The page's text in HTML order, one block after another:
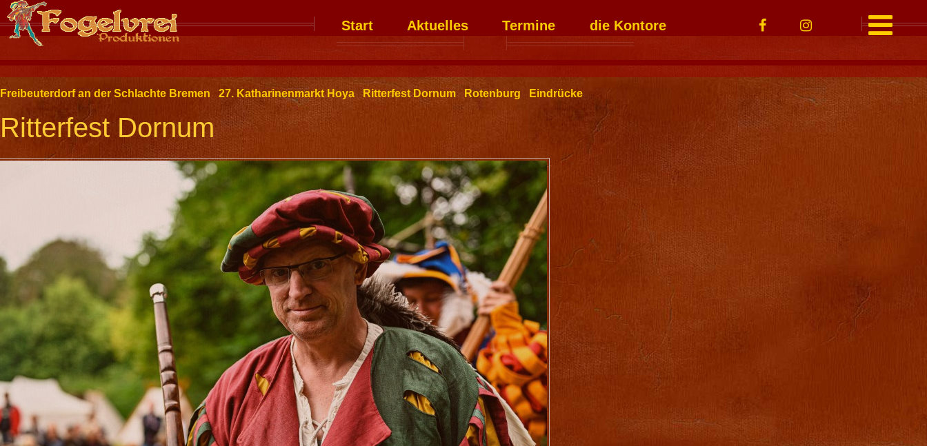
Start Aktuelles Termine die Kontore
Freibeuterdorf an der Schlachte Bremen 27. Katharinenmarkt Hoya Ritterfest Dornum Rotenburg Eindrücke
Ritterfest Dornum